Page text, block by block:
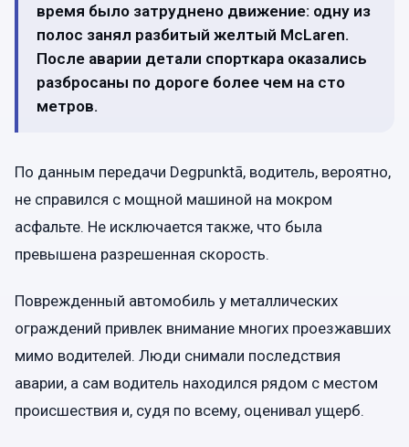
время было затруднено движение: одну из
полос занял разбитый желтый McLaren.
После аварии детали спорткара оказались
разбросаны по дороге более чем на сто
метров.
По данным передачи Degpunktā, водитель, вероятно,
не справился с мощной машиной на мокром
асфальте. Не исключается также, что была
превышена разрешенная скорость.
Поврежденный автомобиль у металлических
ограждений привлек внимание многих проезжавших
мимо водителей. Люди снимали последствия
аварии, а сам водитель находился рядом с местом
происшествия и, судя по всему, оценивал ущерб.